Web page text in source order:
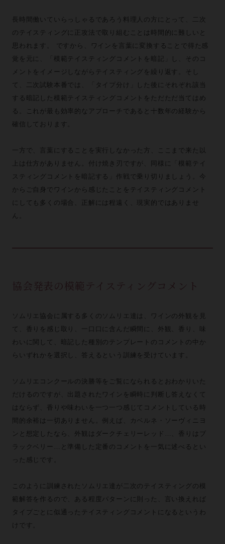
長時間働いていらっしゃるであろう料理人の方にとって、二次
のテイスティングに正攻法で取り組むことは時間的に難しいと
思われます。 ですから、ワインを言葉に変換することで得た感
覚を元に、「模範テイスティングコメントを暗記」し、そのコ
メントをイメージしながらテイスティングを繰り返す。そし
て、二次試験本番では、「タイプ分け」した後にそれぞれ該当
する暗記した模範テイスティングコメントをただただ当てはめ
る。これが最も効率的なアプローチであると十数年の経験から
確信しております。
一方で、言葉にすることを実行しなかった方、ここまで来た以
上は仕方がありません。付け焼き刃ですが、同様に「模範テイ
スティングコメントを暗記する」作戦で乗り切りましょう。今
からご自身でワインから感じたことをテイスティングコメント
にしても多くの場合、正解には程遠く、現実的ではありませ
ん。
協会発表の模範テイスティングコメント
ソムリエ協会に属する多くのソムリエ達は、ワインの外観を見
て、香りを感じ取り、一口口に含んだ瞬間に、外観、香り、味
わいに関して、暗記した種別のテンプレートのコメントの中か
らいずれかを選択し、答えるという訓練を受けています。
ソムリエコンクールの決勝等をご覧になられるとおわかりいた
だけるのですが、出題されたワインを瞬時に判断し答えなくて
はならず、香りや味わいを一つ一つ感じてコメントしている時
間的余裕は一切ありません。例えば、カベルネ・ソーヴィニヨ
ンと想定したなら、外観はダークチェリーレッド…、香りはブ
ラックベリー…と準備した定番のコメントを一気に述べるとい
った感じです。
このように訓練されたソムリエ達が二次のテイスティングの模
範解答を作るので、ある程度パターンに則った、言い換えれば
タイプごとに似通ったテイスティングコメントになるというわ
けです。